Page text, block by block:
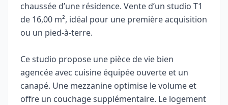
chaussée d’une résidence. Vente d’un studio T1
de 16,00 m², idéal pour une première acquisition
ou un pied‑à‑terre.
Ce studio propose une pièce de vie bien
agencée avec cuisine équipée ouverte et un
canapé. Une mezzanine optimise le volume et
offre un couchage supplémentaire. Le logement